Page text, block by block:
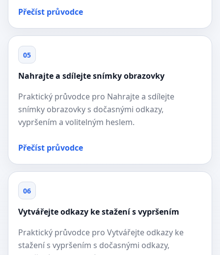
Přečíst průvodce
05
Nahrajte a sdílejte snímky obrazovky
Praktický průvodce pro Nahrajte a sdílejte
snímky obrazovky s dočasnými odkazy,
vypršením a volitelným heslem.
Přečíst průvodce
06
Vytvářejte odkazy ke stažení s vypršením
Praktický průvodce pro Vytvářejte odkazy ke
stažení s vypršením s dočasnými odkazy,